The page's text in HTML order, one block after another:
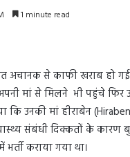
1 minute read
अचानक से काफी खराब हो
मां से मिलने भी पहुंचे फिर
उनकी मां हीराबेन
संबंधी दिक्कतों के
कराया गया था।